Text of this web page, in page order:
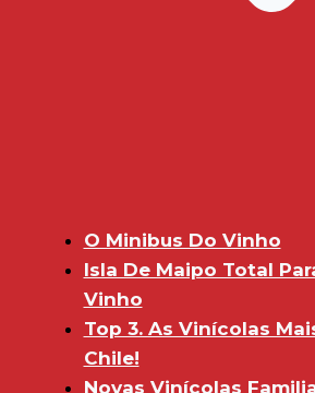
O Minibus Do Vinho
Isla De Maipo Total
Vinho
Top 3. As Vinícolas
Chile!
Novas Vinícolas